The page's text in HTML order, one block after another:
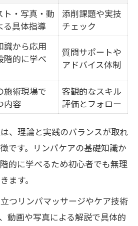
ト・写真・動
る具体指導
添削課題や実技
チェック
識から応用
階的に学べ
質問サポートや
アドバイス体制
施術現場で
内容
客観的なスキル
評価とフォロー
、理論と実践のバランスが取れ
です。リンパケアの基礎知識か
的に学べるため初心者でも無理
ます。
つリンパマッサージやケア技術
動画や写真による解説で具体的